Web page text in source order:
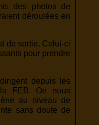
des photos de
déroulées en
de sortie. Celui-ci
pour prendre
depuis les
FEB. On nous
au niveau de
sans doute de